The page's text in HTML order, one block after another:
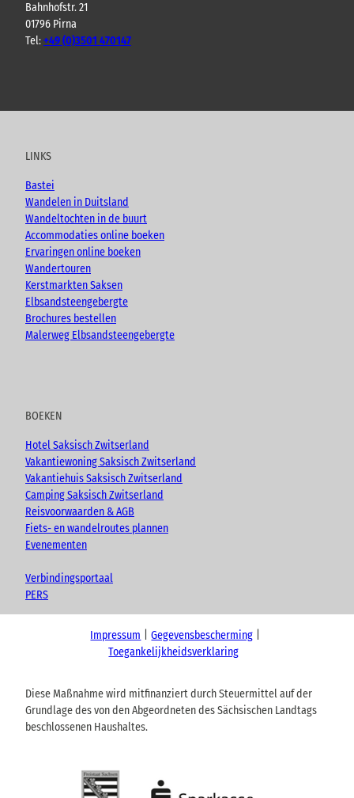
Bahnhofstr. 21
01796 Pirna
Tel:+49 (0)3501 470147
u
e
c
o
k
s
a
m
o
LINKS
Bastei
Wandelen in Duitsland
Wandeltochten in de buurt
Accommodaties online boeken
Ervaringen online boeken
Wandertouren
Kerstmarkten Saksen
Elbsandsteengebergte
Brochures bestellen
Malerweg Elbsandsteengebergte
BOEKEN
Hotel Saksisch Zwitserland
Vakantiewoning Saksisch Zwitserland
Vakantiehuis Saksisch Zwitserland
Camping Saksisch Zwitserland
Reisvoorwaarden & AGB
Fiets- en wandelroutes plannen
Evenementen
Verbindingsportaal
PERS
Impressum
Gegevensbescherming
Toegankelijkheidsverklaring
Diese Maßnahme wird mitfinanziert durch Steuermittel auf der
Grundlage des von den Abgeordneten des Sächsischen Landtags
beschlossenen Haushaltes.